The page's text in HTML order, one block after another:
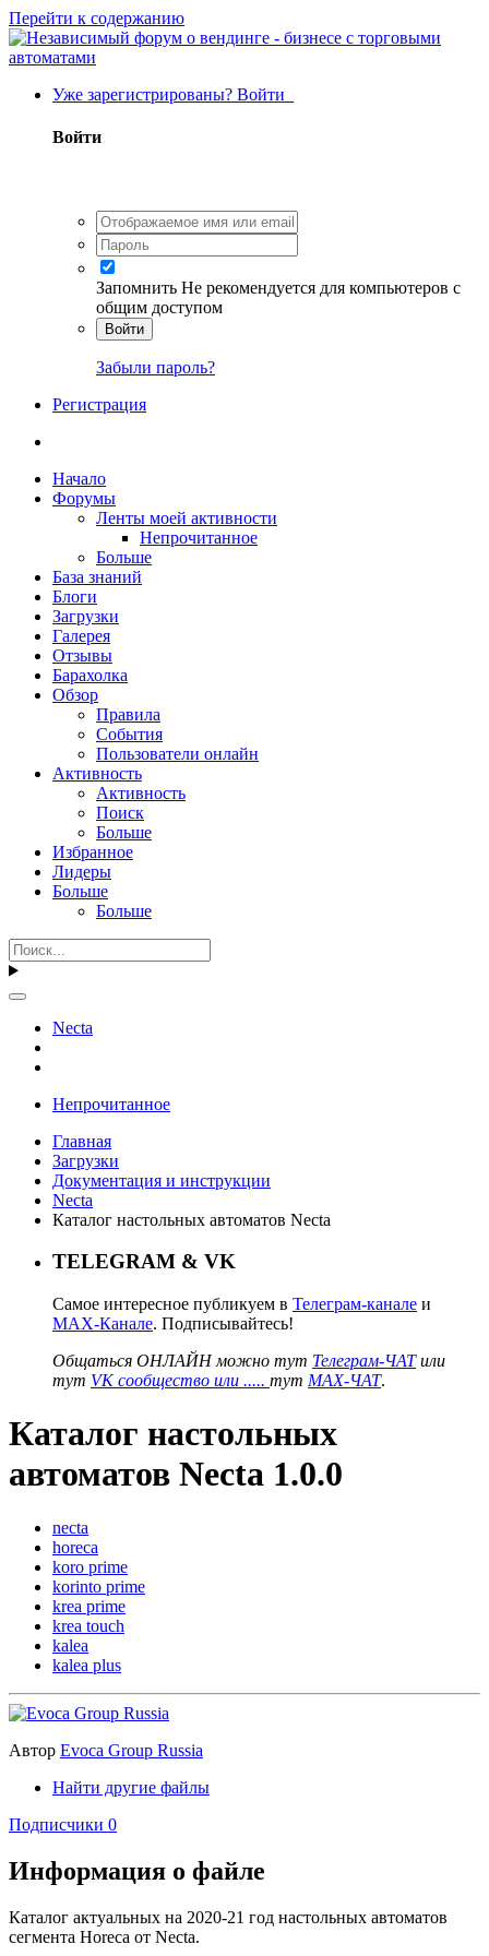
Перейти к содержанию
Уже зарегистрированы? Войти
Войти
Запомнить Не рекомендуется для компьютеров с
общим доступом
Войти
Забыли пароль?
Регистрация
Начало
Форумы
Ленты моей активности
Непрочитанное
Больше
База знаний
Блоги
Загрузки
Галерея
Отзывы
Барахолка
Обзор
Правила
События
Пользователи онлайн
Активность
Активность
Поиск
Больше
Избранное
Лидеры
Больше
Больше
Necta
Непрочитанное
Главная
Загрузки
Документация и инструкции
Necta
Каталог настольных автоматов Necta
TELEGRAM & VK
Самое интересное публикуем в Телеграм-канале и
MAX-Канале. Подписывайтесь!
Общаться ОНЛАЙН можно тут Телеграм-ЧАТили
тут VK сообщество или ..... тут MAX-ЧАТ.
Каталог настольных
автоматов Necta 1.0.0
necta
horeca
koro prime
korinto prime
krea prime
krea touch
kalea
kalea plus
Автор Evoca Group Russia
Найти другие файлы
Подписчики 0
Информация о файле
Каталог актуальных на 2020-21 год настольных автоматов
сегмента Horeca от Necta.